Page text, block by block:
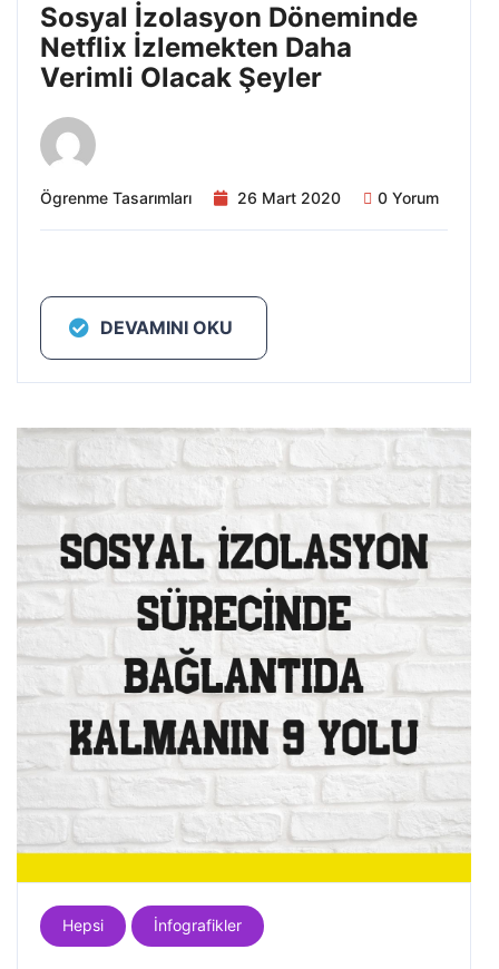
Sosyal İzolasyon Döneminde
Netflix İzlemekten Daha
Verimli Olacak Şeyler
Ögrenme Tasarımları 26 Mart 2020 0 Yorum
DEVAMINI OKU
Hepsi İnfografikler